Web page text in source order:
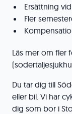
Ersättning
Fler
Läs mer om fler
Du tar dig till
eller bil. Vi har
dig som bor i